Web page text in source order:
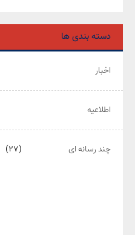
دسته بندی ها
اخبار
اطلاعیه
چند رسانه ای
(۲۷)